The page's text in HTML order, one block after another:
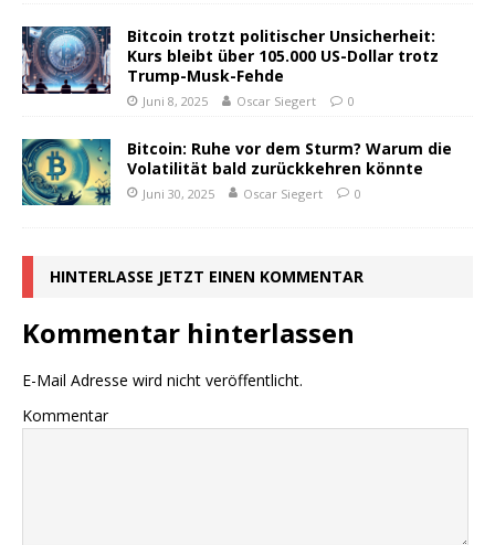
Bitcoin trotzt politischer Unsicherheit:
Kurs bleibt über 105.000 US-Dollar trotz
Trump-Musk-Fehde
Juni 8, 2025 Oscar Siegert 0
Bitcoin: Ruhe vor dem Sturm? Warum die
Volatilität bald zurückkehren könnte
Juni 30, 2025 Oscar Siegert 0
HINTERLASSE JETZT EINEN KOMMENTAR
Kommentar hinterlassen
E-Mail Adresse wird nicht veröffentlicht.
Kommentar